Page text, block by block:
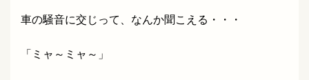
車の騒音に交じって、なんか聞こえる・・・
「ミャ～ミャ～」